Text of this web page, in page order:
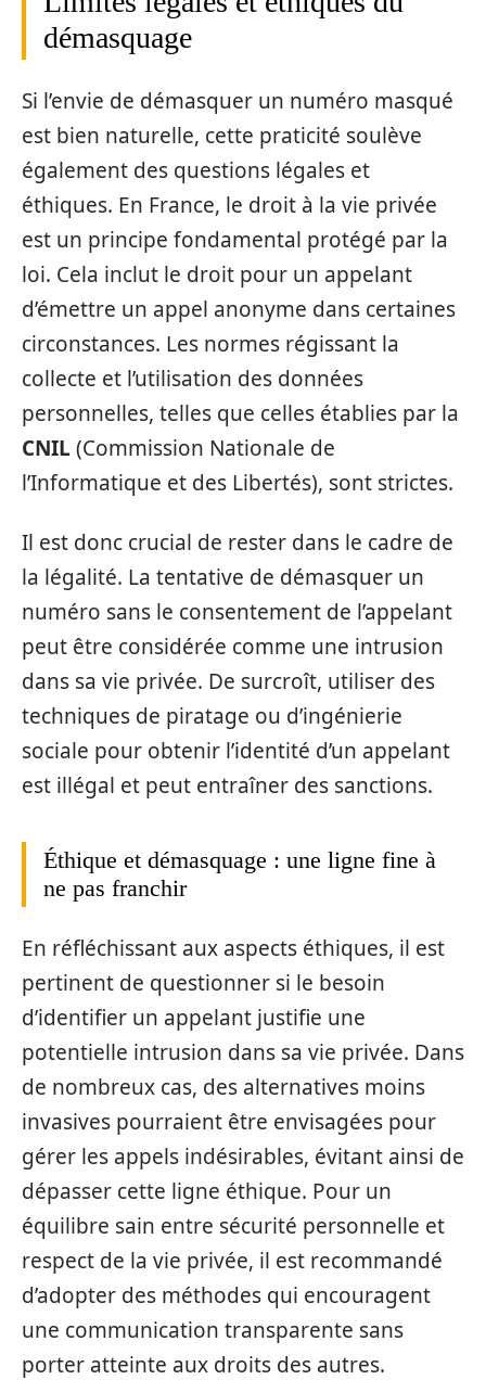
démasquage
Si l’envie de démasquer un numéro masqué
est bien naturelle, cette praticité soulève
également des questions légales et
éthiques. En France, le droit à la vie privée
est un principe fondamental protégé par la
loi. Cela inclut le droit pour un appelant
d’émettre un appel anonyme dans certaines
circonstances. Les normes régissant la
collecte et l’utilisation des données
personnelles, telles que celles établies par la
CNIL (Commission Nationale de
l’Informatique et des Libertés), sont strictes.
Il est donc crucial de rester dans le cadre de
la légalité. La tentative de démasquer un
numéro sans le consentement de l’appelant
peut être considérée comme une intrusion
dans sa vie privée. De surcroît, utiliser des
techniques de piratage ou d’ingénierie
sociale pour obtenir l’identité d’un appelant
est illégal et peut entraîner des sanctions.
Éthique et démasquage : une ligne fine à
ne pas franchir
En réfléchissant aux aspects éthiques, il est
pertinent de questionner si le besoin
d’identifier un appelant justifie une
potentielle intrusion dans sa vie privée. Dans
de nombreux cas, des alternatives moins
invasives pourraient être envisagées pour
gérer les appels indésirables, évitant ainsi de
dépasser cette ligne éthique. Pour un
équilibre sain entre sécurité personnelle et
respect de la vie privée, il est recommandé
d’adopter des méthodes qui encouragent
une communication transparente sans
porter atteinte aux droits des autres.